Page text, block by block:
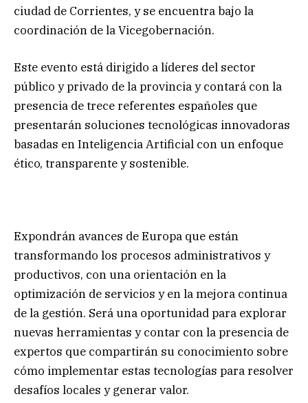
ciudad de Corrientes, y se encuentra bajo la
coordinación de la Vicegobernación.
Este evento está dirigido a líderes del sector
público y privado de la provincia y contará con la
presencia de trece referentes españoles que
presentarán soluciones tecnológicas innovadoras
basadas en Inteligencia Artificial con un enfoque
ético, transparente y sostenible.
Expondrán avances de Europa que están
transformando los procesos administrativos y
productivos, con una orientación en la
optimización de servicios y en la mejora continua
de la gestión. Será una oportunidad para explorar
nuevas herramientas y contar con la presencia de
expertos que compartirán su conocimiento sobre
cómo implementar estas tecnologías para resolver
desafíos locales y generar valor.